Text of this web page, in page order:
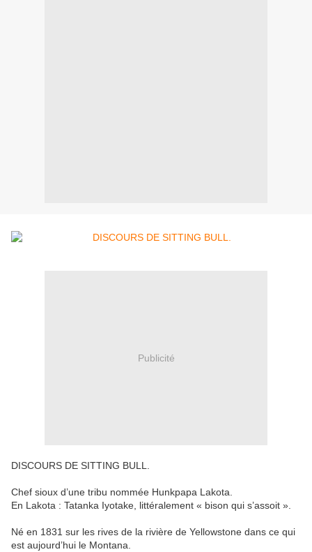
Publicité
DISCOURS DE SITTING BULL.
Chef sioux d’une tribu nommée Hunkpapa Lakota.
En Lakota : Tatanka Iyotake, littéralement « bison qui s’assoit ».
Né en 1831 sur les rives de la rivière de Yellowstone dans ce qui
est aujourd’hui le Montana.